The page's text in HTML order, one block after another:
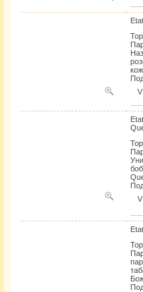
V
V